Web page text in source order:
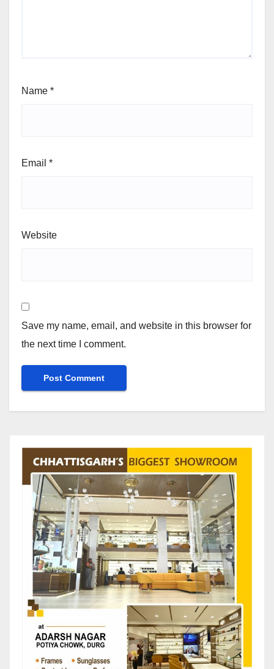
Name *
Email *
Website
Save my name, email, and website in this browser for
the next time I comment.